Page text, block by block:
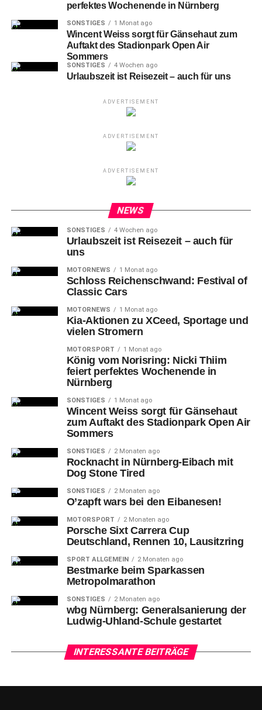
perfektes Wochenende in Nürnberg
SONSTIGES 1 Monat ago
Wincent Weiss sorgt für Gänsehaut zum
Auftakt des Stadionpark Open Air
Sommers
SONSTIGES 4 Wochen ago
Urlaubszeit ist Reisezeit – auch für uns
ADVERTISEMENT
ADVERTISEMENT
ADVERTISEMENT
NEWS
SONSTIGES 4 Wochen ago
Urlaubszeit ist Reisezeit – auch für
uns
MOTORNEWS 1 Monat ago
Schloss Reichenschwand: Festival of
Classic Cars
MOTORNEWS 1 Monat ago
Kia-Aktionen zu XCeed, Sportage und
vielen Stromern
MOTORSPORT 1 Monat ago
König vom Norisring: Nicki Thiim
feiert perfektes Wochenende in
Nürnberg
SONSTIGES 1 Monat ago
Wincent Weiss sorgt für Gänsehaut
zum Auftakt des Stadionpark Open Air
Sommers
SONSTIGES 2 Monaten ago
Rocknacht in Nürnberg-Eibach mit
Dog Stone Tired
SONSTIGES 2 Monaten ago
O’zapft wars bei den Eibanesen!
MOTORSPORT 2 Monaten ago
Porsche Sixt Carrera Cup
Deutschland, Rennen 10, Lausitzring
SPORT ALLGEMEIN 2 Monaten ago
Bestmarke beim Sparkassen
Metropolmarathon
SONSTIGES 2 Monaten ago
wbg Nürnberg: Generalsanierung der
Ludwig-Uhland-Schule gestartet
INTERESSANTE BEITRÄGE